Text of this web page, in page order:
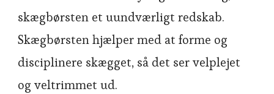
skægbørsten et uundværligt redskab.
Skægbørsten hjælper med at forme og
disciplinere skægget, så det ser velplejet
og veltrimmet ud.